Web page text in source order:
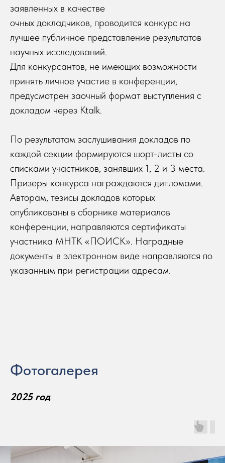
заявленных в качестве
очных докладчиков, проводится конкурс на
лучшее публичное представление результатов
научных исследований.
Для конкурсантов, не имеющих возможности
принять личное участие в конференции,
предусмотрен заочный формат выступления с
докладом через Ktalk.
По результатам заслушивания докладов по
каждой секции формируются шорт-листы со
списками участников, занявших 1, 2 и 3 места.
Призеры конкурса награждаются дипломами.
Авторам, тезисы докладов которых
опубликованы в сборнике материалов
конференции, направляются сертификаты
участника МНТК «ПОИСК». Наградные
документы в электронном виде направляются по
указанным при регистрации адресам.
Фотогалерея
2025 год